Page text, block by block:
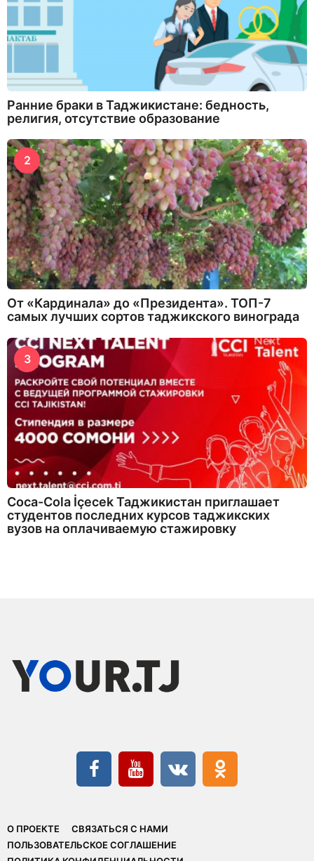
Ранние браки в Таджикистане: бедность,
религия, отсутствие образование
2
От «Кардинала» до «Президента». ТОП-7
самых лучших сортов таджикского винограда
3
Coca-Cola İçecek Таджикистан приглашает
студентов последних курсов таджикских
вузов на оплачиваемую стажировку
О ПРОЕКТЕ
СВЯЗАТЬСЯ С НАМИ
ПОЛЬЗОВАТЕЛЬСКОЕ СОГЛАШЕНИЕ